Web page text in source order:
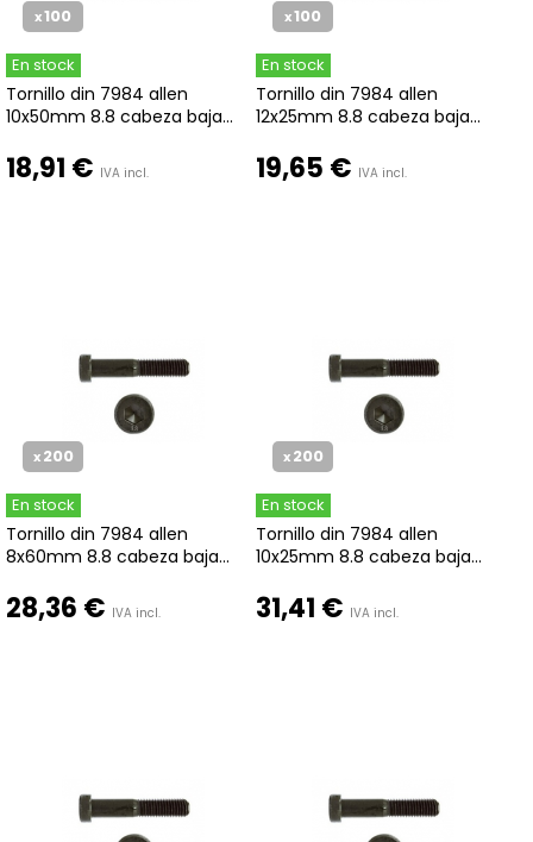
x100
En stock
Tornillo din 7984 allen
10x50mm 8.8 cabeza baja...
18,91 € IVA incl.
x100
En stock
Tornillo din 7984 allen
12x25mm 8.8 cabeza baja...
19,65 € IVA incl.
x 200
En stock
Tornillo din 7984 allen
8x60mm 8.8 cabeza baja...
28,36 € IVA incl.
x 200
En stock
Tornillo din 7984 allen
10x25mm 8.8 cabeza baja...
31,41 € IVA incl.